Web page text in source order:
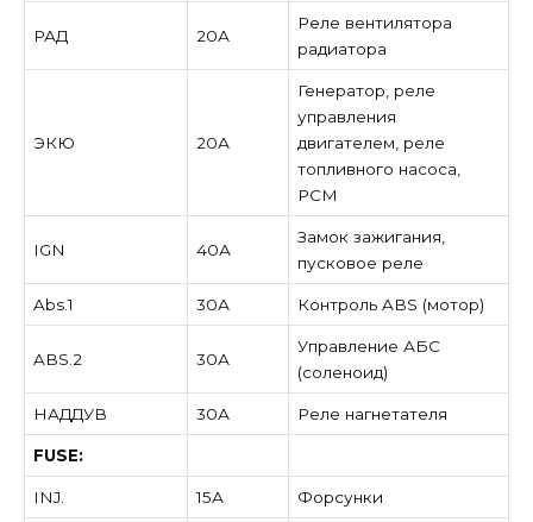
РАД 20А
Реле вентилятора
радиатора
ЭКЮ 20А
Генератор, реле
управления
двигателем, реле
топливного насоса,
PCM
IGN 40А
Замок зажигания,
пусковое реле
Abs.1 30А Контроль ABS (мотор)
ABS.2 30А
Управление АБС
(соленоид)
НАДДУВ 30А Реле нагнетателя
FUSE:
INJ. 15А Форсунки